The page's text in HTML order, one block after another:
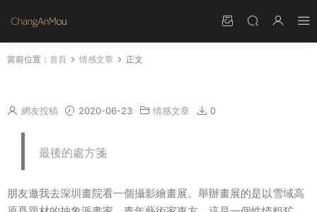
當前位置： 首頁 情感文章 正文
網友投稿 2020-06-23 情感文章 0
最後的處方箋
朋友邀我去深圳畫院看一個攝影繪畫展。舉辦畫展的是以雪域高